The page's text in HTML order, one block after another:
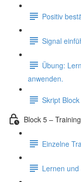
Positiv
Signal
Übung:
anwenden.
Skript
Block 5 –
Einzelne
Lernen und